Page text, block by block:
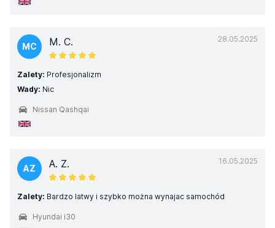
28.05.2025
MC M. C.
Zalety: Profesjonalizm
Wady: Nic
Nissan Qashqai
16.05.2025
AZ A. Z.
Zalety: Bardzo latwy i szybko można wynajac samochód
Hyundai i30